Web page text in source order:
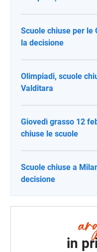
Scuole chiuse per le
la decisione
Olimpiadi, scuole
Valditara
Giovedì grasso 12
chiuse le scuole
Scuole chiuse a
decisione
in